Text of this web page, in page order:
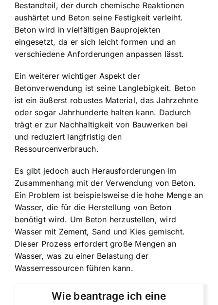
Bestandteil, der durch chemische Reaktionen
aushärtet und Beton seine Festigkeit verleiht.
Beton wird in vielfältigen Bauprojekten
eingesetzt, da er sich leicht formen und an
verschiedene Anforderungen anpassen lässt.
Ein weiterer wichtiger Aspekt der
Betonverwendung ist seine Langlebigkeit. Beton
ist ein äußerst robustes Material, das Jahrzehnte
oder sogar Jahrhunderte halten kann. Dadurch
trägt er zur Nachhaltigkeit von Bauwerken bei
und reduziert langfristig den
Ressourcenverbrauch.
Es gibt jedoch auch Herausforderungen im
Zusammenhang mit der Verwendung von Beton.
Ein Problem ist beispielsweisedie hohe Menge an
Wasser, die für die Herstellung von Beton
benötigt wird. Um Beton herzustellen, wird
Wasser mit Zement, Sand und Kies gemischt.
Dieser Prozess erfordert große Mengen an
Wasser, was zu einer Belastung der
Wasserressourcen führen kann.
Wie beantrage ich eine